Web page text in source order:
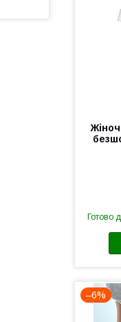
Готово
–6%